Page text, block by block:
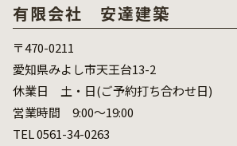
有限会社 安達建築
〒470-0211
愛知県みよし市天王台13-2
休業日 土・日(ご予約打ち合わせ日)
営業時間 9:00～19:00
TEL 0561-34-0263